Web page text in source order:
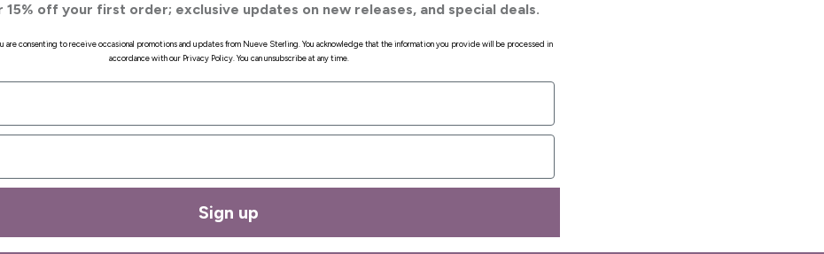
15% off your first order; exclusive updates on new releases, and special deals.
are consenting to receive occasional promotions and updates from Nueve Sterling. You acknowledge that the information you provide will be processed in
accordance with our Privacy Policy. You can unsubscribe at any time.
Sign up